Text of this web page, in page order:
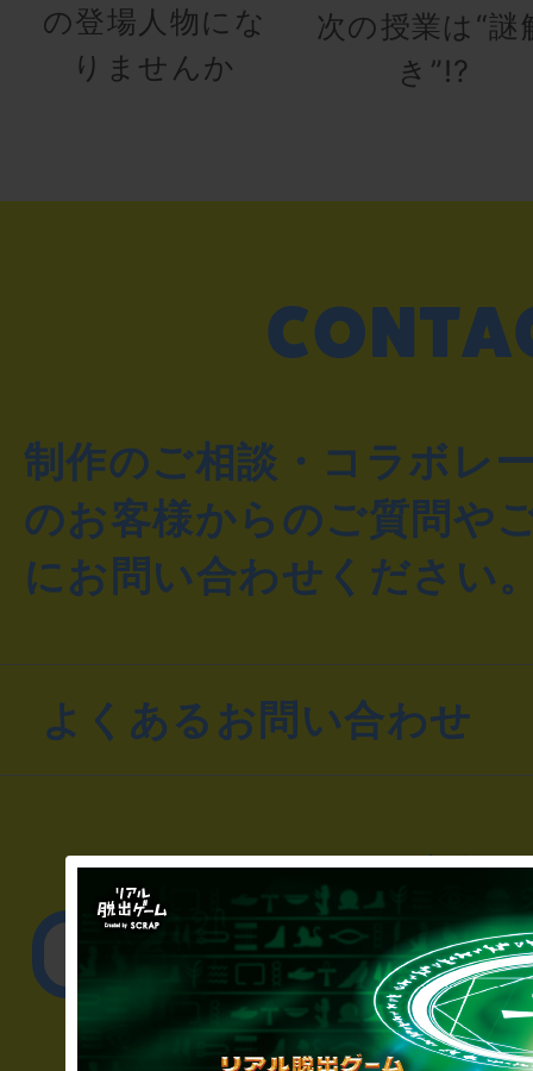
の登場人物にな
りませんか
次の授業は“謎
き”!?
制作のご相談・コラボレ
のお客様からのご質問や
にお問い合わせください
よくあるお問い合わせ
▼一般のお客様
公演内容、チケット